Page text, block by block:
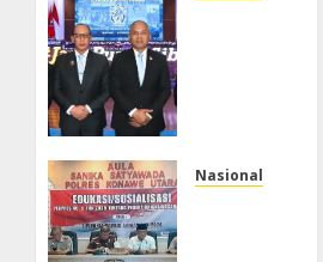
HUT
Nasional